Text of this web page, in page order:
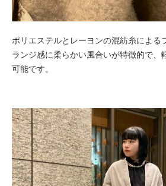
ポリエステルとレーヨンの混紡糸による
ランジ感に柔らかい風合いが特徴的で、
可能です。